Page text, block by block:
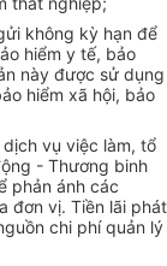
không kỳ hạn để
hiểm y tế, bảo
này được sử dụng
hiểm xã hội, bảo
vụ việc làm, tổ
- Thương binh
phản ánh các
đơn vị. Tiền lãi phát
chi phí quản lý